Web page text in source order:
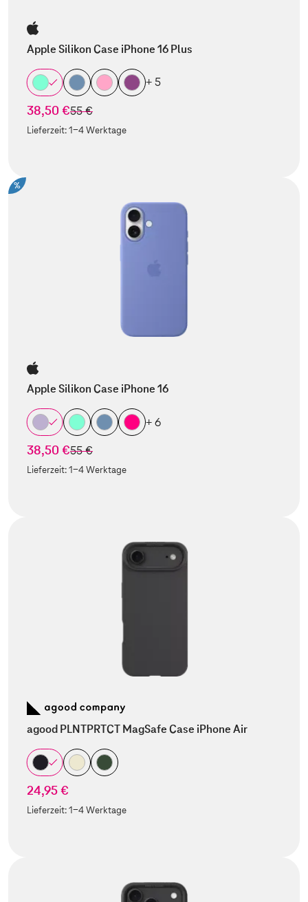
Apple Silikon Case iPhone 16 Plus
+ 5
38,50 €statt
55 €
Lieferzeit:1-4 Werktage
%
Apple Silikon Case iPhone 16
+ 6
38,50 €statt
55 €
Lieferzeit:1-4 Werktage
agood PLNTPRTCT MagSafe Case iPhone Air
24,95 €
Lieferzeit:1-4 Werktage